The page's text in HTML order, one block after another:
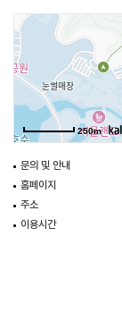
다양한 어트랙션 외에
아일랜드', 공룡 전시
다채로운 체험이 가능
발돋움 하고 있다.
2024년 4월 오픈한 '
아파트의 높이와 비슷
아일랜드는 물폭탄과
'수륙양용'형 플레이
최대 18M 길이의 움
종류의 공룡과 화석,
공룡 화석 발굴, 뼈 맞
효과도 기대할 수 있
250m
문의 및 안내
홈페이지
주소
이용시간